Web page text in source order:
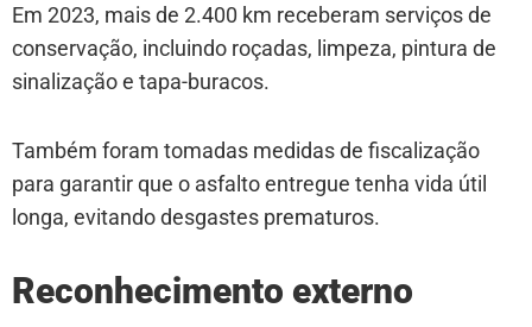
Em 2023, mais de 2.400 km receberam serviços de
conservação, incluindo roçadas, limpeza, pintura de
sinalização e tapa-buracos.
Também foram tomadas medidas de fiscalização
para garantir que o asfalto entregue tenha vida útil
longa, evitando desgastes prematuros.
Reconhecimento externo